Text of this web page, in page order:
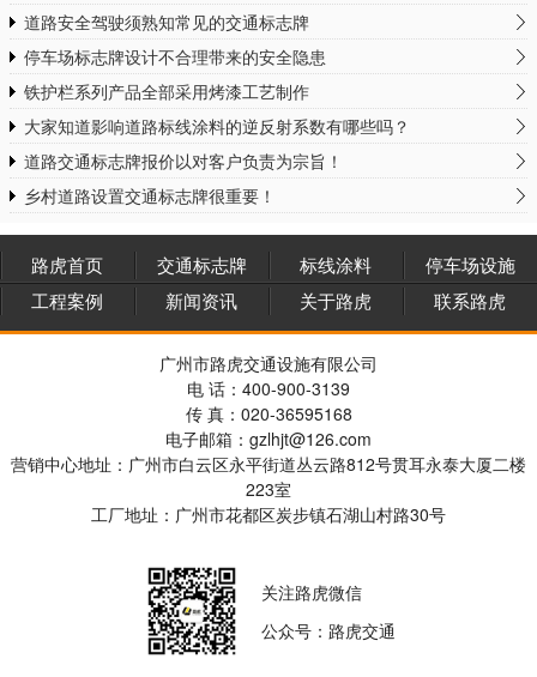
道路安全驾驶须熟知常见的交通标志牌
停车场标志牌设计不合理带来的安全隐患
铁护栏系列产品全部采用烤漆工艺制作
大家知道影响道路标线涂料的逆反射系数有哪些吗？
道路交通标志牌报价以对客户负责为宗旨！
乡村道路设置交通标志牌很重要！
路虎首页 交通标志牌 标线涂料
停车场设施
工程案例
新闻资讯 关于路虎 联系路虎
广州市路虎交通设施有限公司
电 话：400-900-3139
传 真：020-36595168
电子邮箱：gzlhjt@126.com
营销中心地址：广州市白云区永平街道丛云路812号贯耳永泰大厦二楼
223室
工厂地址：广州市花都区炭步镇石湖山村路30号
关注路虎微信
公众号：路虎交通